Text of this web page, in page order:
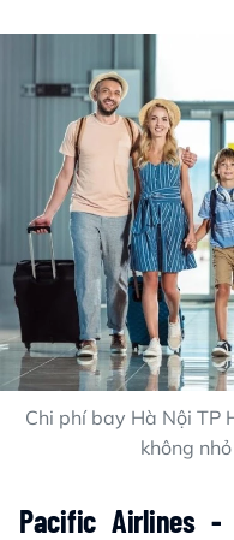
Chi phí bay Hà Nội TP
không
Pacific Airlines